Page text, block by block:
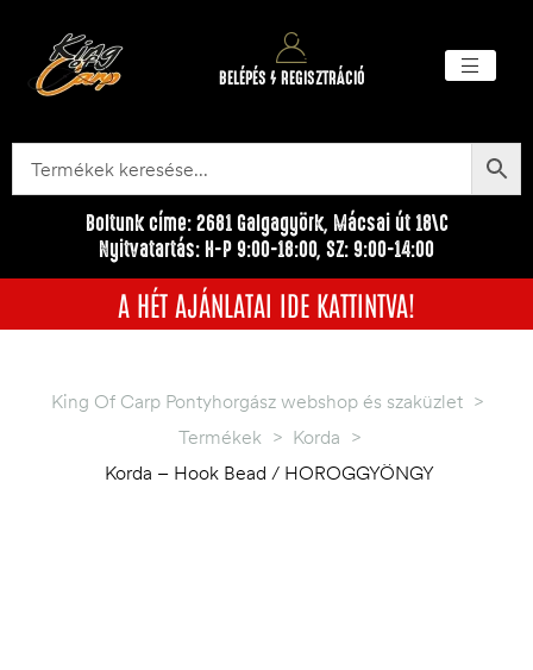
BELÉPÉS / REGISZTRÁCIÓ
Boltunk címe: 2681 Galgagyörk, Mácsai út 18\C
Nyitvatartás: H-P 9:00-18:00, SZ: 9:00-14:00
A HÉT AJÁNLATAI IDE KATTINTVA!
King Of Carp Pontyhorgász webshop és szaküzlet >
Termékek > Korda >
Korda – Hook Bead / HOROGGYÖNGY